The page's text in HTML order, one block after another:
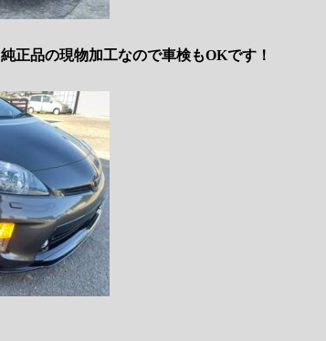
正品の現物加工なので車検もOKです！